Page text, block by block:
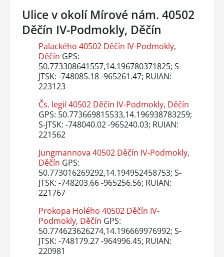
Ulice v okolí Mírové nám. 40502
Děčín IV-Podmokly, Děčín
Palackého 40502 Děčín IV-Podmokly,
Děčín GPS:
50.773308641557,14.196780371825; S-
JTSK: -748085.18 -965261.47; RUIAN:
223123
Čs. legií 40502 Děčín IV-Podmokly, Děčín
GPS: 50.773669815533,14.196938783259;
S-JTSK: -748040.02 -965240.03; RUIAN:
221562
Jungmannova 40502 Děčín IV-Podmokly,
Děčín GPS:
50.773016269292,14.194952458753; S-
JTSK: -748203.66 -965256.56; RUIAN:
221767
Prokopa Holého 40502 Děčín IV-
Podmokly, Děčín GPS:
50.774623626274,14.196669976992; S-
JTSK: -748179.27 -964996.45; RUIAN:
220981